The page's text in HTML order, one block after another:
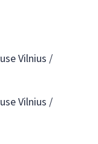
Vilnius /
Vilnius /